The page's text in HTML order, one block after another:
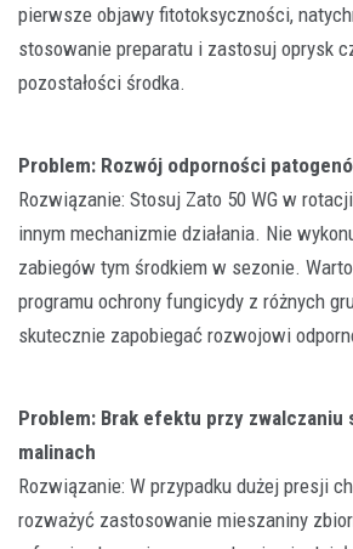
pierwsze objawy fitotoksyczności,
stosowanie preparatu i zastosuj oprysk
pozostałości środka.
Problem: Rozwój odporności
Rozwiązanie: Stosuj Zato 50 WG w
innym mechanizmie działania. Nie
zabiegów tym środkiem w sezonie.
programu ochrony fungicydy z różnych
skutecznie zapobiegać rozwojowi
Problem: Brak efektu przy zwalczaniu
malinach
Rozwiązanie: W przypadku dużej presji
rozważyć zastosowanie mieszaniny